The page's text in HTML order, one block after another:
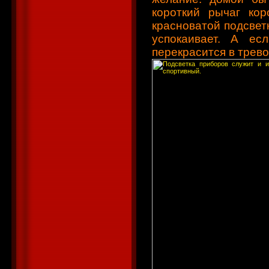
короткий рычаг
красноватой
успокаивает. А
перекрасится в